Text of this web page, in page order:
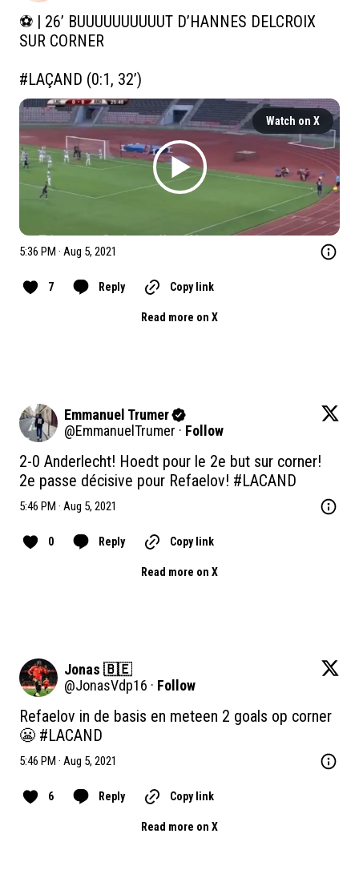
⚽️ | 26’ BUUUUUUUUUUT D’HANNES DELCROIX
SUR CORNER
#LAÇAND (0:1, 32’)
Watch on X
5:36 PM · Aug 5, 2021
7 Reply Copy link
Read more on X
Emmanuel Trumer
@EmmanuelTrumer · Follow
2-0 Anderlecht! Hoedt pour le 2e but sur corner!
2e passe décisive pour Refaelov! #LACAND
5:46 PM · Aug 5, 2021
0 Reply Copy link
Read more on X
Jonas 🇧🇪
@JonasVdp16 · Follow
Refaelov in de basis en meteen 2 goals op corner
😬 #LACAND
5:46 PM · Aug 5, 2021
6 Reply Copy link
Read more on X